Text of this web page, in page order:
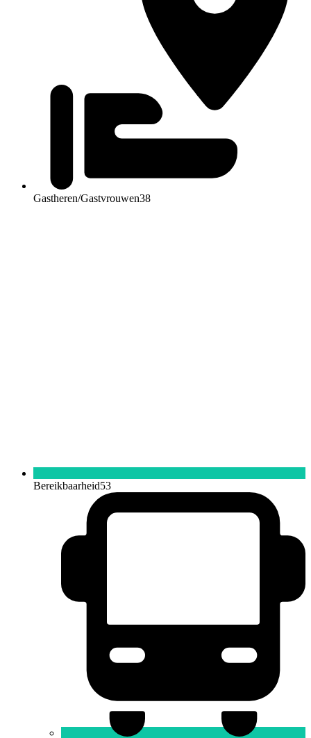
Gastheren/Gastvrouwen38
Bereikbaarheid53